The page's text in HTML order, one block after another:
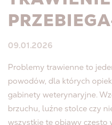
09.01.2026
Problemy trawienne to
powodów, dla których
gabinety weterynaryjne.
brzuchu, luźne stolce czy
wszystkie te objawy często